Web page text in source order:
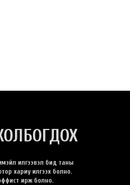
илгээвэл бид таны
хариу илгээх болно.
ирж болно.